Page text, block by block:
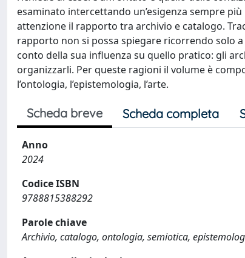
esaminato intercettando un’esigenza sempre
attenzione il rapporto tra archivio e catalogo.
rapporto non si possa spiegare ricorrendo solo
conto della sua influenza su quello pratico: gli
organizzarli. Per queste ragioni il volume è
l’ontologia, l’epistemologia, l’arte.
Scheda breve Scheda completa
Anno
2024
Codice ISBN
9788815388292
Parole chiave
Archivio, catalogo, ontologia, semiotica,